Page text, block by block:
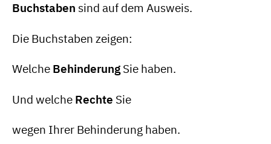
Buchstaben sind auf dem Ausweis.
Die Buchstaben zeigen:
Welche Behinderung Sie haben.
Und welche Rechte Sie
wegen Ihrer Behinderung haben.